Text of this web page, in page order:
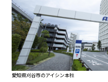
愛知県刈谷市のアイシン本社